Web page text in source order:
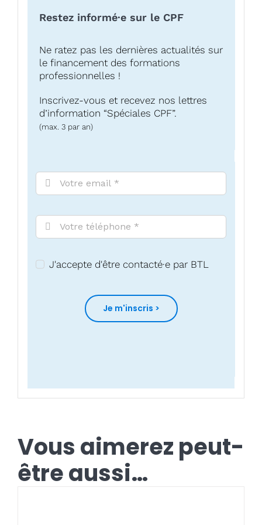
Restez informé·e sur le CPF
Ne ratez pas les dernières actualités sur
le financement des formations
professionnelles !
Inscrivez-vous et recevez nos lettres
d’information “Spéciales CPF”.
(max. 3 par an)
J'accepte d'être contacté·e par BTL
Je m'inscris >
Vous aimerez peut-
être aussi…